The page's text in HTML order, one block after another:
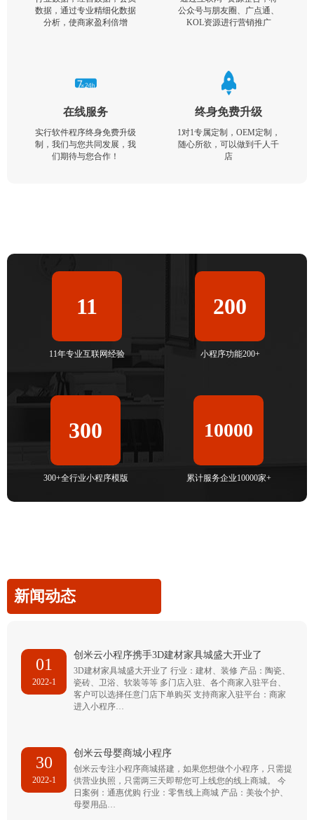
数据，通过专业精细化数据
分析，使商家盈利倍增
公众号与朋友圈、广点通、
KOL资源进行营销推广
在线服务
实行软件程序终身免费升级
制，我们与您共同发展，我
们期待与您合作！
终身免费升级
1对1专属定制，OEM定制，
随心所欲，可以做到千人千
店
11
11年专业互联网经验
200
小程序功能200+
300
300+全行业小程序模版
10000
累计服务企业10000家+
新闻动态
01
2022-1
创米云小程序携手3D建材家具城盛大开业了
3D建材家具城盛大开业了 行业：建材、装修 产品：陶瓷、
瓷砖、卫浴、软装等等 多门店入驻、各个商家入驻平台、
客户可以选择任意门店下单购买 支持商家入驻平台：商家
进入小程序…
30
2022-1
创米云母婴商城小程序
创米云专注小程序商城搭建，如果您想做个小程序，只需提
供营业执照，只需两三天即帮您可上线您的线上商城。 今
日案例：通惠优购 行业：零售线上商城 产品：美妆个护、
母婴用品…